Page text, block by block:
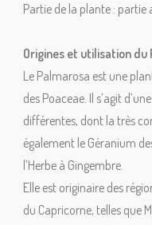
Partie de la plante : partie
Origines et utilisation du
Le Palmarosa est une
des Poaceae. Il s’agit
différentes, dont la très
également le Géranium
l’Herbe à Gingembre.
Elle est originaire des
du Capricorne, telles que